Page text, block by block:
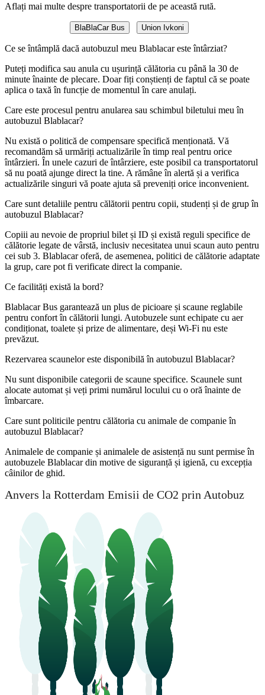
Aflați mai multe despre transportatorii de pe această rută.
BlaBlaCar Bus Union Ivkoni
Ce se întâmplă dacă autobuzul meu Blablacar este întârziat?
Puteți modifica sau anula cu ușurință călătoria cu până la 30 de
minute înainte de plecare. Doar fiți conștienți de faptul că se poate
aplica o taxă în funcție de momentul în care anulați.
Care este procesul pentru anularea sau schimbul biletului meu în
autobuzul Blablacar?
Nu există o politică de compensare specifică menționată. Vă
recomandăm să urmăriți actualizările în timp real pentru orice
întârzieri. În unele cazuri de întârziere, este posibil ca transportatorul
să nu poată ajunge direct la tine. A rămâne în alertă și a verifica
actualizările singuri vă poate ajuta să preveniți orice inconvenient.
Care sunt detaliile pentru călătorii pentru copii, studenți și de grup în
autobuzul Blablacar?
Copiii au nevoie de propriul bilet și ID și există reguli specifice de
călătorie legate de vârstă, inclusiv necesitatea unui scaun auto pentru
cei sub 3. Blablacar oferă, de asemenea, politici de călătorie adaptate
la grup, care pot fi verificate direct la companie.
Ce facilități există la bord?
Blablacar Bus garantează un plus de picioare și scaune reglabile
pentru confort în călătorii lungi. Autobuzele sunt echipate cu aer
condiționat, toalete și prize de alimentare, deși Wi-Fi nu este
prevăzut.
Rezervarea scaunelor este disponibilă în autobuzul Blablacar?
Nu sunt disponibile categorii de scaune specifice. Scaunele sunt
alocate automat și veți primi numărul locului cu o oră înainte de
îmbarcare.
Care sunt politicile pentru călătoria cu animale de companie în
autobuzul Blablacar?
Animalele de companie și animalele de asistență nu sunt permise în
autobuzele Blablacar din motive de siguranță și igienă, cu excepția
câinilor de ghid.
Anvers la Rotterdam Emisii de CO2 prin Autobuz